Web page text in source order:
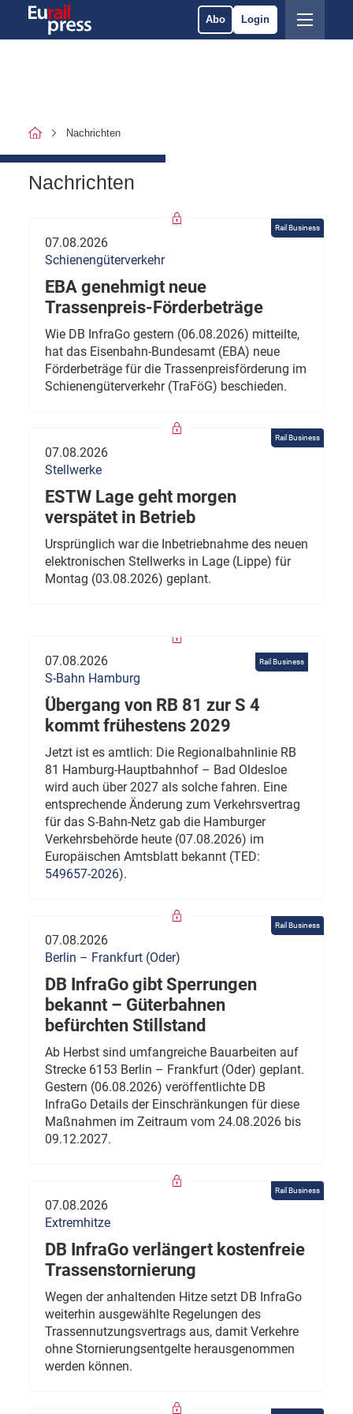
Abo Login
Nachrichten
Nachrichten
Rail Business
07.08.2026
Schienengüterverkehr
EBA genehmigt neue
Trassenpreis-Förderbeträge
Wie DB InfraGo gestern (06.08.2026) mitteilte,
hat das Eisenbahn-Bundesamt (EBA) neue
Förderbeträge für die Trassenpreisförderung im
Schienengüterverkehr (TraFöG) beschieden.
Rail Business
07.08.2026
Stellwerke
ESTW Lage geht morgen
verspätet in Betrieb
Ursprünglich war die Inbetriebnahme des neuen
elektronischen Stellwerks in Lage (Lippe) für
Montag (03.08.2026) geplant.
Rail Business
07.08.2026
S-Bahn Hamburg
Übergang von RB 81 zur S 4
kommt frühestens 2029
Jetzt ist es amtlich: Die Regionalbahnlinie RB
81 Hamburg-Hauptbahnhof – Bad Oldesloe
wird auch über 2027 als solche fahren. Eine
entsprechende Änderung zum Verkehrsvertrag
für das S-Bahn-Netz gab die Hamburger
Verkehrsbehörde heute (07.08.2026) im
Europäischen Amtsblatt bekannt (TED:
549657-2026).
Rail Business
07.08.2026
Berlin – Frankfurt (Oder)
DB InfraGo gibt Sperrungen
bekannt – Güterbahnen
befürchten Stillstand
Ab Herbst sind umfangreiche Bauarbeiten auf
Strecke 6153 Berlin – Frankfurt (Oder) geplant.
Gestern (06.08.2026) veröffentlichte DB
InfraGo Details der Einschränkungen für diese
Maßnahmen im Zeitraum vom 24.08.2026 bis
09.12.2027.
Rail Business
07.08.2026
Extremhitze
DB InfraGo verlängert kostenfreie
Trassenstornierung
Wegen der anhaltenden Hitze setzt DB InfraGo
weiterhin ausgewählte Regelungen des
Trassennutzungsvertrags aus, damit Verkehre
ohne Stornierungsentgelte herausgenommen
werden können.